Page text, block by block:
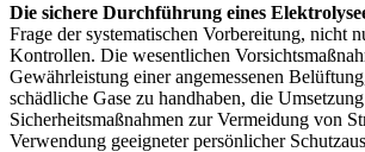
Die sichere Durchführung eines
Frage der systematischen Vorbereitung, nicht
Kontrollen. Die wesentlichen
Gewährleistung einer angemessenen
schädliche Gase zu handhaben, die
Sicherheitsmaßnahmen zur Vermeidung von
Verwendung geeigneter persönlicher